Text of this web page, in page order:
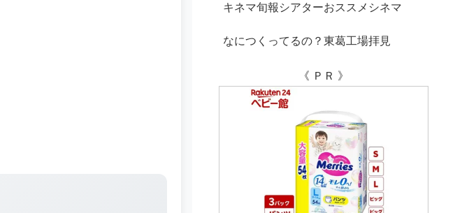
キネマ旬報シアターおススメシネマ
なにつくってるの？東葛工場拝見
《 ＰＲ 》